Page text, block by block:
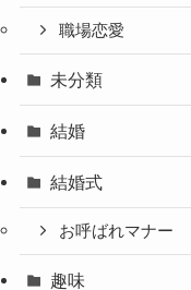
職場恋愛
未分類
結婚
結婚式
お呼ばれマナー
趣味